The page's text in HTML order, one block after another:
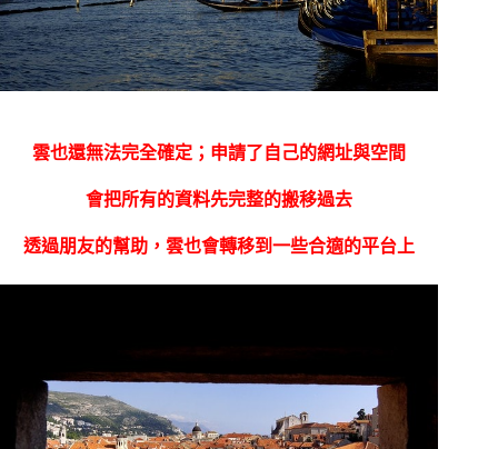
雲也還無法完全確定；申請了自己的網址與空間
會把所有的資料先完整的搬移過去
透過朋友的幫助，雲也會轉移到一些合適的平台上